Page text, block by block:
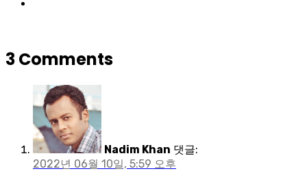
3 Comments
Nadim Khan 댓글:
2022년 06월 10일, 5:59 오후